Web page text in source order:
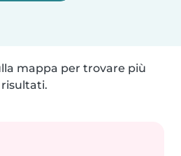
mappa per trovare più
risultati.